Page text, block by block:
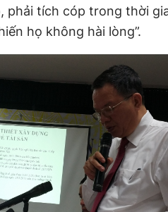
phải tích cóp trong thời
họ không hài lòng”.